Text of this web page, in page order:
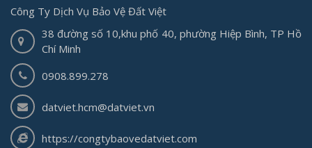
Công Ty Dịch Vụ Bảo Vệ Đất Việt
38 đường số 10,khu phố 40, phường Hiệp Bình, TP Hồ
Chí Minh
0908.899.278
datviet.hcm@datviet.vn
https://congtybaovedatviet.com